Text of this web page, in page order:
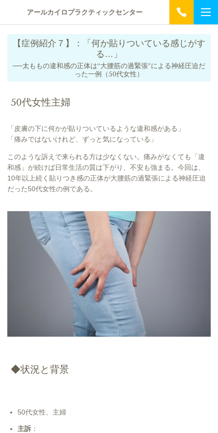
アールカイロプラクティックセンター
【症例紹介７】：「何か貼りついている感じがす
る…」
──太ももの違和感の正体は“大腰筋の過緊張”による神経圧迫だ
った一例（50代女性）
50代女性主婦
「皮膚の下に何かが貼りついているような違和感がある」
「痛みではないけれど、ずっと気になっている」
このような訴えで来られる方は少なくない。痛みがなくても「違
和感」が続けば日常生活の質は下がり、不安も強まる。今回は、
10年以上続く貼りつき感の正体が大腰筋の過緊張による神経圧迫
だった50代女性の例である。
◆状況と背景
50代女性、主婦
主訴 ：